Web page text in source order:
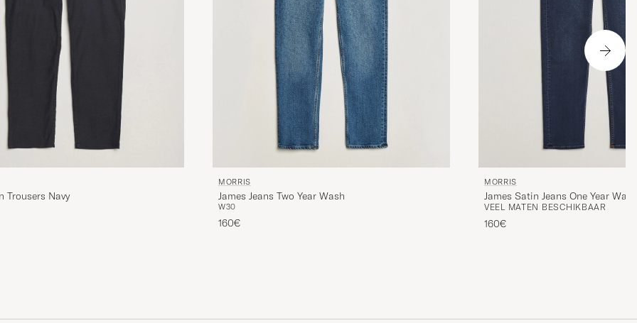
Trousers Navy
MORRIS
James Jeans Two Year Wash
W30
160€
MORRIS
James Satin Jeans One Year Wash
VEEL MATEN BESCHIKBAAR
160€